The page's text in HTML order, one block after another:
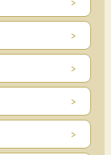
つ読み物がもりだく